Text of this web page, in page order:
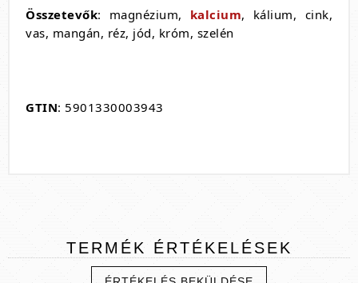
Összetevők: magnézium, kalcium, kálium, cink,
vas, mangán, réz, jód, króm, szelén
GTIN: 5901330003943
TERMÉK ÉRTÉKELÉSEK